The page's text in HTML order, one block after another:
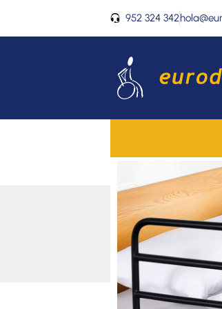
contenido
952 324 342